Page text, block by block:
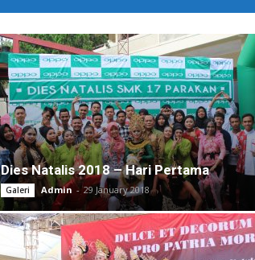
Dies Natalis 2018 – Hari Pertama
Galeri Admin - 29 January 2018